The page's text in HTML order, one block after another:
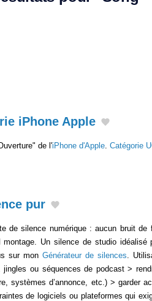
iPhone Apple
de l'iPhone d'Apple Catégorie
pur
de silence numérique : aucun bruit
montage. Un silence de studio
sur monGénérateur de silences .
jingles ou séquences de podcast >
systèmes d’annonce, etc.) > garder
de logiciels ou plateformes qui